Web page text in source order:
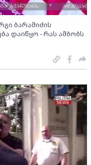
ბარამიძის
დაიწყო - რას ამბობს